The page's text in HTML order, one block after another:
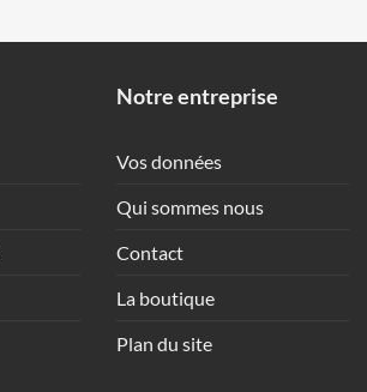
Notre entreprise
Vos données
Qui sommes nous
Contact
La boutique
Plan du site